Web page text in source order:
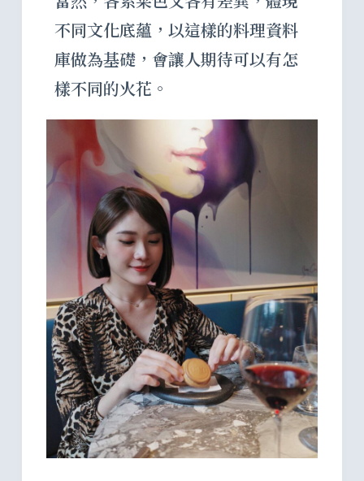
不同文化底蘊，以這樣的料理資料
庫做為基礎，會讓人期待可以有怎
樣不同的火花。